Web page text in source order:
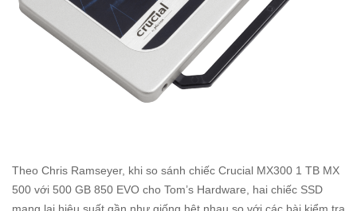
Theo Chris Ramseyer, khi so sánh chiếc Crucial MX300 1 TB MX
500 với 500 GB 850 EVO cho Tom’s Hardware, hai chiếc SSD